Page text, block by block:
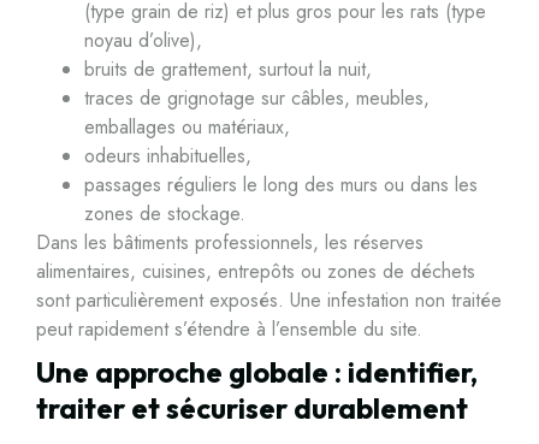
(type grain de riz) et plus gros pour les rats (type
noyau d’olive),
bruits de grattement, surtout la nuit,
traces de grignotage sur câbles, meubles,
emballages ou matériaux,
odeurs inhabituelles,
passages réguliers le long des murs ou dans les
zones de stockage.
Dans les bâtiments professionnels, les réserves
alimentaires, cuisines, entrepôts ou zones de déchets
sont particulièrement exposés. Une infestation non traitée
peut rapidement s’étendre à l’ensemble du site.
Une approche globale : identifier,
traiter et sécuriser durablement